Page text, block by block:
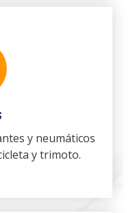
y neumáticos
y trimoto.